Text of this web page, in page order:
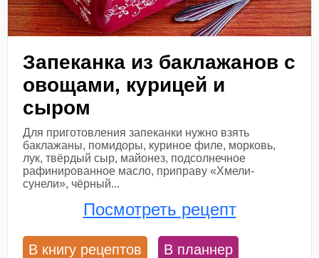
Запеканка из баклажанов с
овощами, курицей и
сыром
Для приготовления запеканки нужно взять
баклажаны, помидоры, куриное филе, морковь,
лук, твёрдый сыр, майонез, подсолнечное
рафинированное масло, приправу «Хмели-
сунели», чёрный...
Посмотреть рецепт
В книгу рецептов В планнер